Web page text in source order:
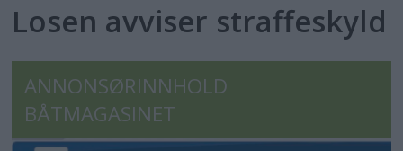
Losen avviser straffeskyld
ANNONSØRINNHOLD
BÅTMAGASINET